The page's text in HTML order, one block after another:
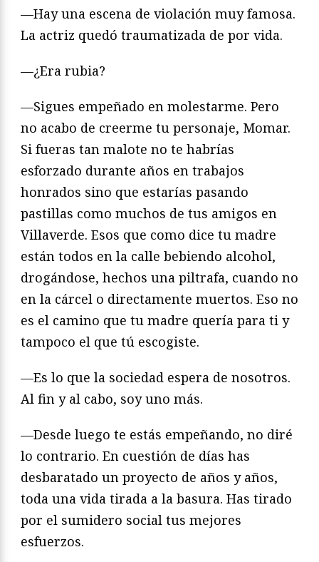
—Hay una escena de violación muy famosa.
La actriz quedó traumatizada de por vida.
—¿Era rubia?
—Sigues empeñado en molestarme. Pero
no acabo de creerme tu personaje, Momar.
Si fueras tan malote no te habrías
esforzado durante años en trabajos
honrados sino que estarías pasando
pastillas como muchos de tus amigos en
Villaverde. Esos que como dice tu madre
están todos en la calle bebiendo alcohol,
drogándose, hechos una piltrafa, cuando no
en la cárcel o directamente muertos. Eso no
es el camino que tu madre quería para ti y
tampoco el que tú escogiste.
—Es lo que la sociedad espera de nosotros.
Al fin y al cabo, soy uno más.
—Desde luego te estás empeñando, no diré
lo contrario. En cuestión de días has
desbaratado un proyecto de años y años,
toda una vida tirada a la basura. Has tirado
por el sumidero social tus mejores
esfuerzos.